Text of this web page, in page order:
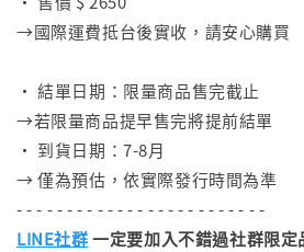
→國際運費抵台後實收，請安心購買
• 結單日期：限量商品售完截止
→若限量商品提早售完將提前結單
• 到貨日期：7-8月
→ 僅為預估，依實際發行時間為準
- - - - - - - - - - - - - - - - - - - - - - - - -
LINE社群一定要加入不錯過社群限定